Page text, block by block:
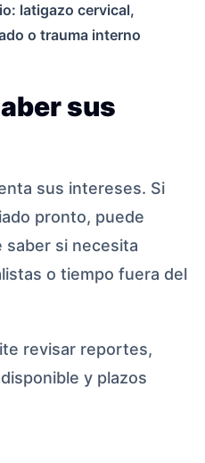
latigazo cervical,
o trauma interno
sus
sus intereses. Si
pronto, puede
saber si necesita
o tiempo fuera del
revisar reportes,
y plazos